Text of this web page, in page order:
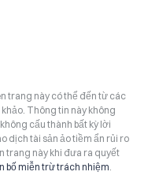
trang này có thể đến từ các
Thông tin này không
cấu thành bất kỳ lời
dịch tài sản ảo tiềm ẩn rủi ro
trang này khi đưa ra quyết
bố miễn trừ trách nhiệm.